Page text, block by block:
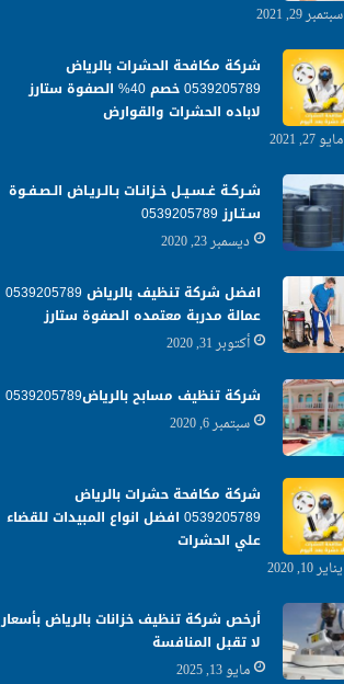
سبتمبر 29, 2021
شركة مكافحة الحشرات بالرياض
0539205789 خصم 40% الصفوة ستارز
لاباده الحشرات والقوارض
مايو 27, 2021
شـركـة غـسـيـل خـزانـات بـالـريـاض الـصـفـوة
سـتـارز 0539205789
ديسمبر 23, 2020
افضل شركة تنظيف بالرياض 0539205789
عمالة مدربة معتمده الصفوة ستارز
أكتوبر 31, 2020
شركة تنظيف مسابح بالرياض0539205789
سبتمبر 6, 2020
شركة مكافحة حشرات بالرياض
0539205789 افضل انواع المبيدات للقضاء
علي الحشرات
يناير 10, 2020
أرخص شركة تنظيف خزانات بالرياض بأسعار
لا تقبل المنافسة
مايو 13, 2025